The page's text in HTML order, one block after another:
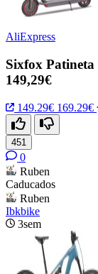
AliExpress
Sixfox
149,29€
149.29€ 169.29€
451
0
Ruben
Caducados
Ruben
Ibkbike
3sem